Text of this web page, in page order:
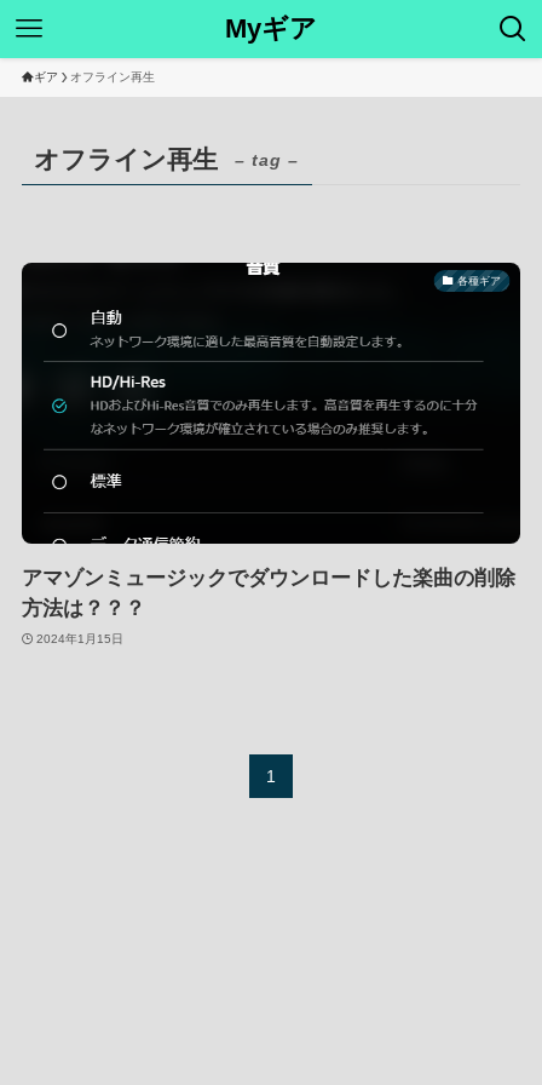
Myギア
ギア オフライン再生
オフライン再生 – tag –
各種ギア
アマゾンミュージックでダウンロードした楽曲の削除
方法は？？？
2024年1月15日
1